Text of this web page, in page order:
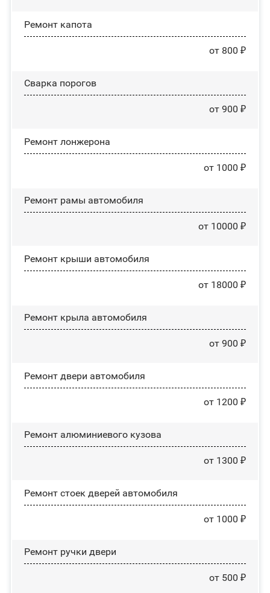
Ремонт капота
от 800 ₽
Сварка порогов
от 900 ₽
Ремонт лонжерона
от 1000 ₽
Ремонт рамы автомобиля
от 10000 ₽
Ремонт крыши автомобиля
от 18000 ₽
Ремонт крыла автомобиля
от 900 ₽
Ремонт двери автомобиля
от 1200 ₽
Ремонт алюминиевого кузова
от 1300 ₽
Ремонт стоек дверей автомобиля
от 1000 ₽
Ремонт ручки двери
от 500 ₽